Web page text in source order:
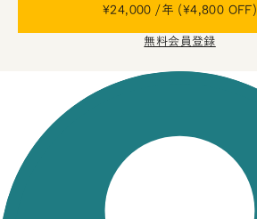
¥24,000 /年 (¥4,800 OFF)
無料会員登録